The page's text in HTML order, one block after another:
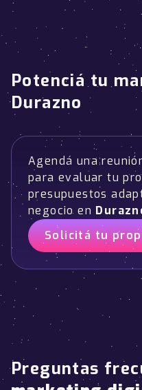
Potenciá tu
Durazno
Agendá una
para evaluar tu
presupuestos
negocio en
Solicitá tu
Preguntas